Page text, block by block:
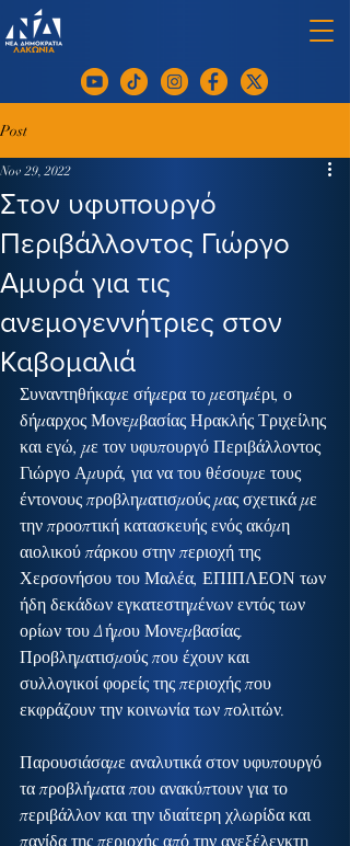
Post
Στον υφυπουργό
Περιβάλλοντος Γιώργο
Αμυρά για τις
ανεμογεννήτριες στον
Καβομαλιά
Nov 29, 2022
Συναντηθήκαμε σήμερα το μεσημέρι, ο
δήμαρχος Μονεμβασίας Ηρακλής Τριχείλης
και εγώ, με τον υφυπουργό Περιβάλλοντος
Γιώργο Αμυρά, για να του θέσουμε τους
έντονους προβληματισμούς μας σχετικά με
την προοπτική κατασκευής ενός ακόμη
αιολικού πάρκου στην περιοχή της
Χερσονήσου του Μαλέα, ΕΠΙΠΛΕΟΝ των
ήδη δεκάδων εγκατεστημένων εντός των
ορίων του Δήμου Μονεμβασίας.
Προβληματισμούς που έχουν και
συλλογικοί φορείς της περιοχής που
εκφράζουν την κοινωνία των πολιτών.
Παρουσιάσαμε αναλυτικά στον υφυπουργό
τα προβλήματα που ανακύπτουν για το
περιβάλλον και την ιδιαίτερη χλωρίδα και
πανίδα της περιοχής από την ανεξέλεγκτη